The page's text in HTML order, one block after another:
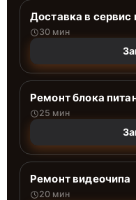
Доставка в сервис
30 мин
Ремонт блока
25 мин
Ремонт видеочипа
20 мин